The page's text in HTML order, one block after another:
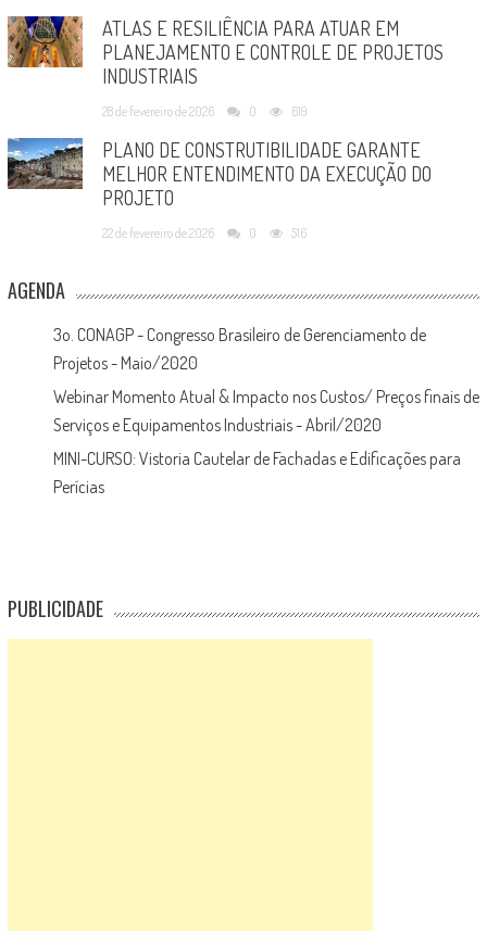
ATLAS E RESILIÊNCIA PARA ATUAR EM
PLANEJAMENTO E CONTROLE DE PROJETOS
INDUSTRIAIS
28 de fevereiro de 2026 0 619
PLANO DE CONSTRUTIBILIDADE GARANTE
MELHOR ENTENDIMENTO DA EXECUÇÃO DO
PROJETO
22 de fevereiro de 2026 0 516
AGENDA
3o. CONAGP - Congresso Brasileiro de Gerenciamento de
Projetos - Maio/2020
Webinar Momento Atual & Impacto nos Custos/ Preços finais de
Serviços e Equipamentos Industriais - Abril/2020
MINI-CURSO: Vistoria Cautelar de Fachadas e Edificações para
Perícias
PUBLICIDADE